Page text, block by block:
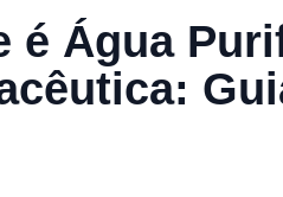
é Água